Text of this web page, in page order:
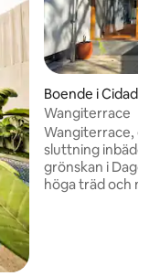
Boende i Cidadap
Wangiterrace
Wangiterrace, en
sluttning
grönskan i Dago,
höga träd och